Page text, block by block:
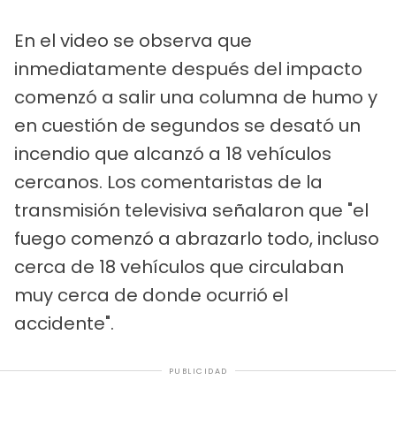
En el video se observa que
inmediatamente después del impacto
comenzó a salir una columna de humo y
en cuestión de segundos se desató un
incendio que alcanzó a 18 vehículos
cercanos. Los comentaristas de la
transmisión televisiva señalaron que "el
fuego comenzó a abrazarlo todo, incluso
cerca de 18 vehículos que circulaban
muy cerca de donde ocurrió el
accidente".
PUBLICIDAD